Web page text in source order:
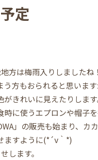
定
方は梅雨入りしましたね！
方もおられると思いま
きれいに見えたりしま
に使うエプロンや帽子
」の販売も始まり、カ
ますように(*´v｀*)
します。